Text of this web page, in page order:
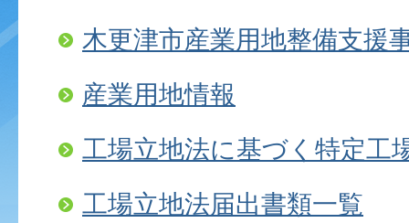
木更津市産業用地整備支援
産業用地情報
工場立地法に基づく特定工
工場立地法届出書類一覧